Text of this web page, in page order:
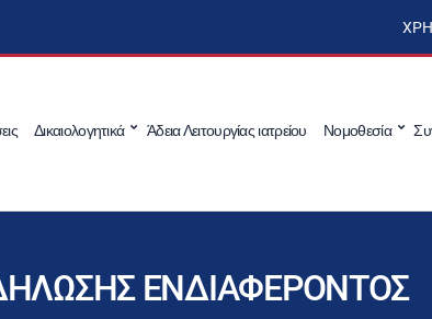
Δικαιολογητικά Άδεια Λειτουργίας ιατρείου Νομοθεσία
ΕΝΔΙΑΦΕΡΟΝΤΟΣ